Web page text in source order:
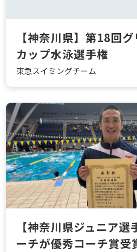
【神奈川県】第18回
カップ水泳選手権
東急スイミングチーム
【神奈川県ジュニア選
ーチが優秀コーチ賞受